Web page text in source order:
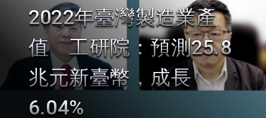
2022年臺灣製造業產
值 工研院：預測25.8
兆元新臺幣，成長
6.04%